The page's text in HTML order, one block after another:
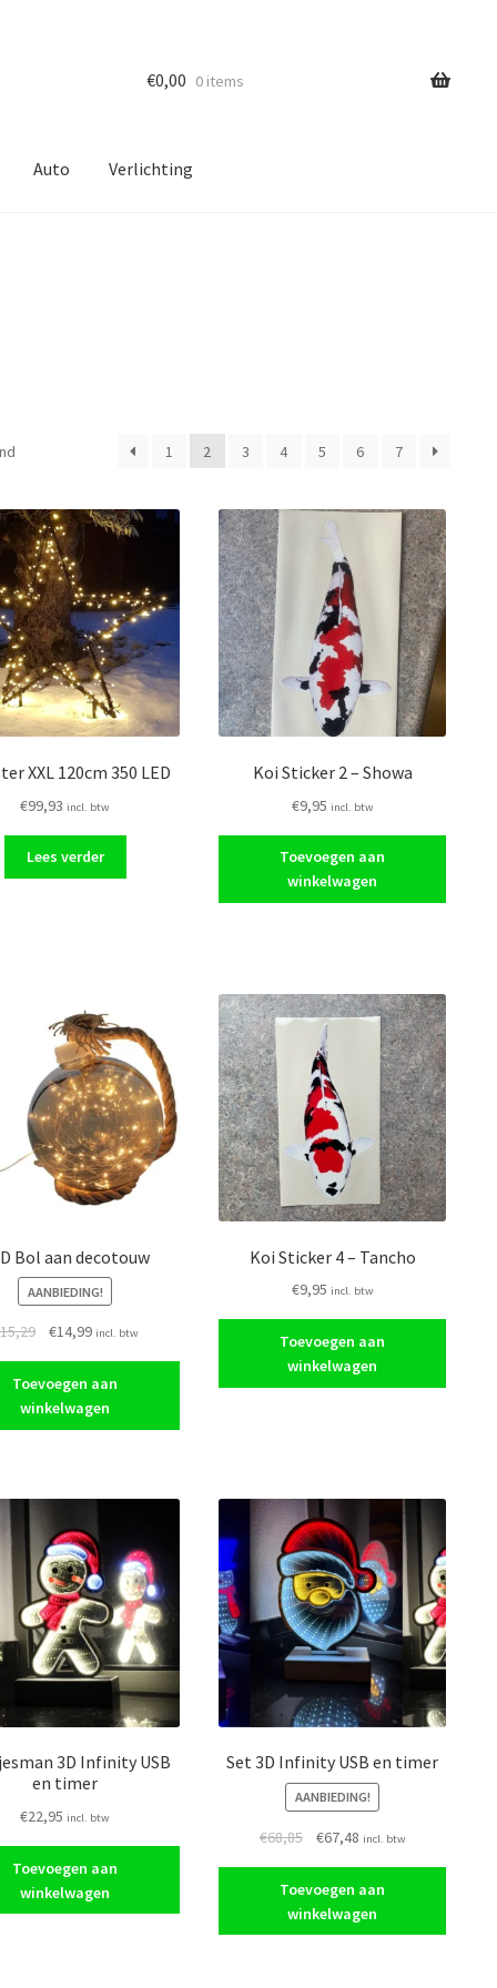
€0,00 0 items
Auto Verlichting
1 2 3 4 5 6 7
XXL 120cm 350 LED
€99,93 incl. btw
Lees verder
Koi Sticker 2 – Showa
€9,95 incl. btw
Toevoegen aan
winkelwagen
Bol aan decotouw
AANBIEDING!
15,29
Oorspronkelijke
was:
€15,29.
€14,99Huidige
is:
€14,99.
incl. btw
Toevoegen aan
winkelwagen
Koi Sticker 4 – Tancho
€9,95 incl. btw
Toevoegen aan
winkelwagen
3D Infinity USB
en timer
€22,95 incl. btw
Toevoegen aan
winkelwagen
Set 3D Infinity USB en timer
AANBIEDING!
€68,85
Oorspronkelijke
was:
€68,85.
€67,48Huidige
is:
€67,48.
incl. btw
Toevoegen aan
winkelwagen